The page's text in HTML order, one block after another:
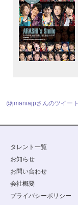
@jmaniajpさんのツイート
タレント一覧
お知らせ
お問い合わせ
会社概要
プライバシーポリシー